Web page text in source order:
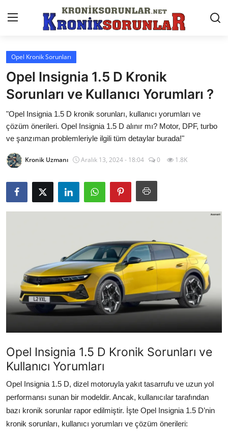
Anasayfa
Markalar
İletişim
Trafik & Cezalar
Sigorta & Kasko
Muayene & Ruhsat
İkinci El & Alım-Satım
Bakım & Arıza Çözümleri
Elektrikli & Hibrit
Kiralama & Filo
Sürüş & Güvenlik
Lastik & Jant
Yağlar & Sıvılar
LPG & Yakıt
Elektrik & Akü
Opel Kronik Sorunları
Opel Insignia 1.5 D Kronik
Sorunları ve Kullanıcı Yorumları ?
"Opel Insignia 1.5 D kronik sorunları, kullanıcı yorumları ve
çözüm önerileri. Opel Insignia 1.5 D alınır mı? Motor, DPF, turbo
ve şanzıman problemleriyle ilgili tüm detaylar burada!"
Kronik Uzmanı Aralık 13, 2024 - 18:04 0 1.8K
Opel Insignia 1.5 D Kronik Sorunları ve
Kullanıcı Yorumları
Opel Insignia 1.5 D, dizel motoruyla yakıt tasarrufu ve uzun yol
performansı sunan bir modeldir. Ancak, kullanıcılar tarafından
bazı kronik sorunlar rapor edilmiştir. İşte Opel Insignia 1.5 D’nin
kronik sorunları, kullanıcı yorumları ve çözüm önerileri: